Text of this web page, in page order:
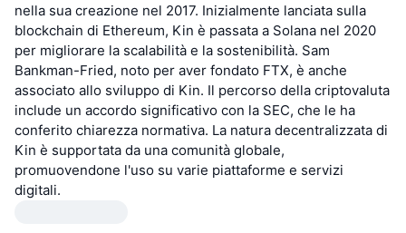
nella sua creazione nel 2017. Inizialmente lanciata sulla
blockchain di Ethereum, Kin è passata a Solana nel 2020
per migliorare la scalabilità e la sostenibilità. Sam
Bankman-Fried, noto per aver fondato FTX, è anche
associato allo sviluppo di Kin. Il percorso della criptovaluta
include un accordo significativo con la SEC, che le ha
conferito chiarezza normativa. La natura decentralizzata di
Kin è supportata da una comunità globale,
promuovendone l'uso su varie piattaforme e servizi
digitali.